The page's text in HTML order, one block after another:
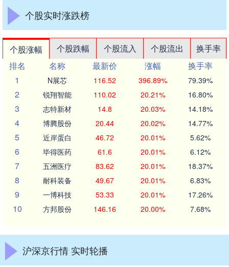
个股实时涨跌榜
个股涨幅 个股跌幅 个股流入 个股流出
换手率
排名
名称 最新价 涨幅
换手率
1
N展芯 116.52 396.89% 79.39%
2 锐翔智能 110.02 20.21% 16.80%
3 志特新材 14.8 20.03% 14.18%
4 博腾股份 20.44 20.02% 14.77%
5 近岸蛋白 46.72 20.01% 5.62%
6 毕得医药 61.6 20.01% 6.12%
7 五洲医疗 83.62 20.01% 18.37%
8 耐科装备 49.67 20.01% 6.83%
9 一博科技 53.33 20.01% 17.26%
10 方邦股份 146.16 20.00% 7.68%
沪深京行情 实时轮播